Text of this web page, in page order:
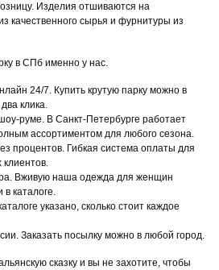
Изделия отшиваются на
качественного сырья и фурнитуры из
в СПб именно у нас.
24/7. Купить крутую парку можно в
клика.
руме. В Санкт-Петербурге работает
ассортиментом для любого сезона.
процентов. Гибкая система оплаты для
Вживую наша одежда для женщин
в каталоге.
указано, сколько стоит каждое
Заказать посылку можно в любой город.
сказку и вы не захотите, чтобы